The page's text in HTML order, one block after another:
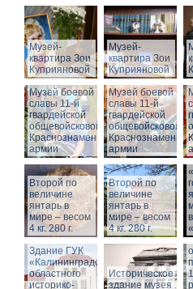
Музей-
квартира Зои
Куприяновой
Музей-
квартира Зои
Куприяновой
Музей боевой
славы 11-й
гвардейской
общевойсковой
Краснознаменной
армии
Музей боевой
славы 11-й
гвардейской
общевойсковой
Краснознаменной
армии
Второй по
величине
янтарь в
мире – весом
4 кг. 280 г.
Второй по
величине
янтарь в
мире – весом
4 кг. 280 г.
Здание ГУК
«Калининградского
областного
историко-
Историческое
здание музея